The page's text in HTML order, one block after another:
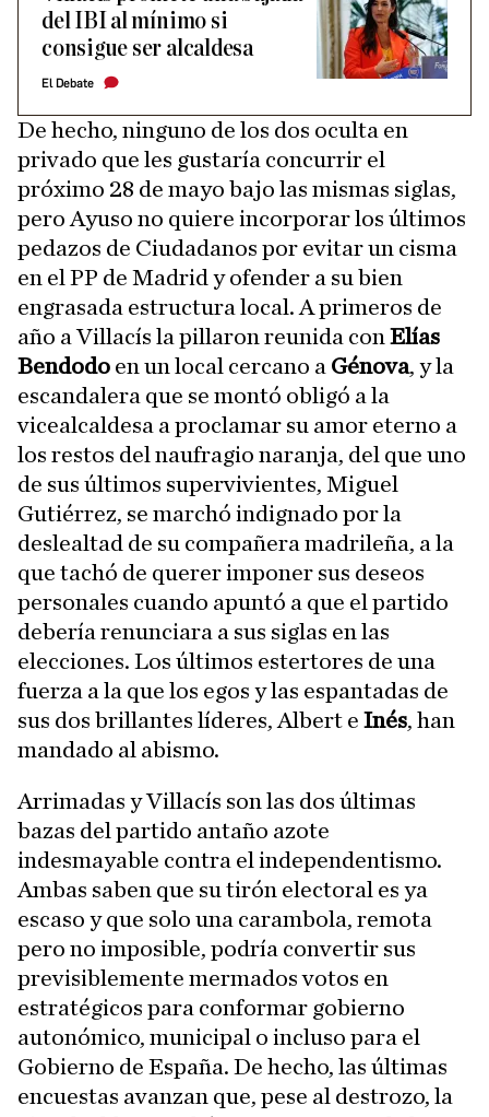
del IBI al mínimo si
consigue ser alcaldesa
El Debate
De hecho, ninguno de los dos oculta en
privado que les gustaría concurrir el
próximo 28 de mayo bajo las mismas siglas,
pero Ayuso no quiere incorporar los últimos
pedazos de Ciudadanos por evitar un cisma
en el PP de Madrid y ofender a su bien
engrasada estructura local. A primeros de
año a Villacís la pillaron reunida con Elías
Bendodo en un local cercano a Génova, y la
escandalera que se montó obligó a la
vicealcaldesa a proclamar su amor eterno a
los restos del naufragio naranja, del que uno
de sus últimos supervivientes, Miguel
Gutiérrez, se marchó indignado por la
deslealtad de su compañera madrileña, a la
que tachó de querer imponer sus deseos
personales cuando apuntó a que el partido
debería renunciara a sus siglas en las
elecciones. Los últimos estertores de una
fuerza a la que los egos y las espantadas de
sus dos brillantes líderes, Albert e Inés, han
mandado al abismo.
Arrimadas y Villacís son las dos últimas
bazas del partido antaño azote
indesmayable contra el independentismo.
Ambas saben que su tirón electoral es ya
escaso y que solo una carambola, remota
pero no imposible, podría convertir sus
previsiblemente mermados votos en
estratégicos para conformar gobierno
autonómico, municipal o incluso para el
Gobierno de España. De hecho, las últimas
encuestas avanzan que, pese al destrozo, la